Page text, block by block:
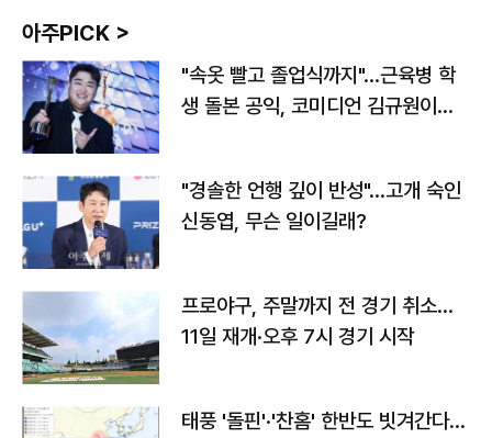
아주PICK >
"속옷 빨고 졸업식까지"…근육병 학
생 돌본 공익, 코미디언 김규원이었
"경솔한 언행 깊이 반성"…고개 숙인
신동엽, 무슨 일이길래?
프로야구, 주말까지 전 경기 취소…
11일 재개·오후 7시 경기 시작
태풍 '돌핀'·'찬홈' 한반도 빗겨간다…